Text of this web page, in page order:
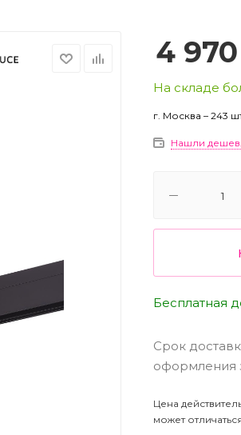
4 970
На складе
г. Москва – 243
Нашли
Бесплатная
Срок
оформления
Цена
может